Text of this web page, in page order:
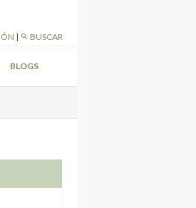
| BUSCAR
BLOGS